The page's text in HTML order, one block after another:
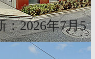
：2026年7月5